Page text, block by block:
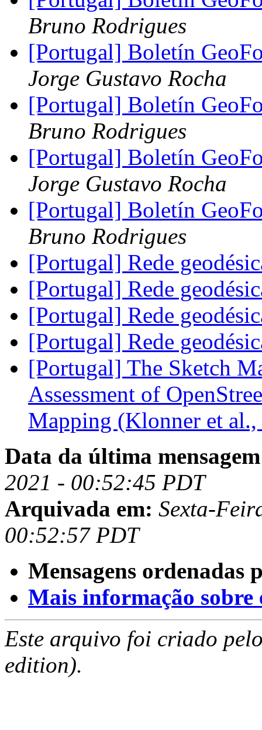
Bruno Rodrigues
[Portugal] Boletín
Jorge Gustavo Rocha
[Portugal] Boletín
Bruno Rodrigues
[Portugal] Boletín
Jorge Gustavo Rocha
[Portugal] Boletín
Bruno Rodrigues
[Portugal] Rede
[Portugal] Rede
[Portugal] Rede
[Portugal] Rede
[Portugal] The Sketch
Assessment of
Mapping (Klonner et
Data da última
2021 - 00:52:45 PDT
Arquivada em: Sexta-
00:52:57 PDT
Mensagens ordenadas
Mais informação sobre
Este arquivo foi criado
edition).